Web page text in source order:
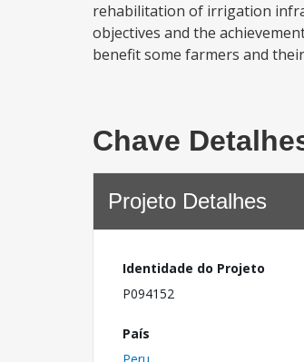
rehabilitation of irrigation
objectives and the
benefit some farmers and
Chave
Projeto Detalhes
Identidade do Projeto
P094152
País
Peru